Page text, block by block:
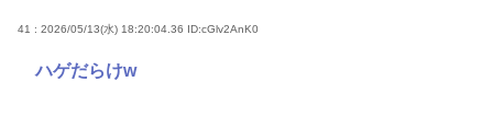
41 : 2026/05/13(水) 18:20:04.36 ID:cGlv2AnK0
ハゲだらけw